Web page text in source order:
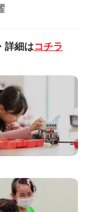
詳細はコチラ